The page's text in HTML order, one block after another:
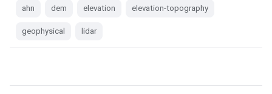
ahn dem elevation elevation-topography
geophysical lidar